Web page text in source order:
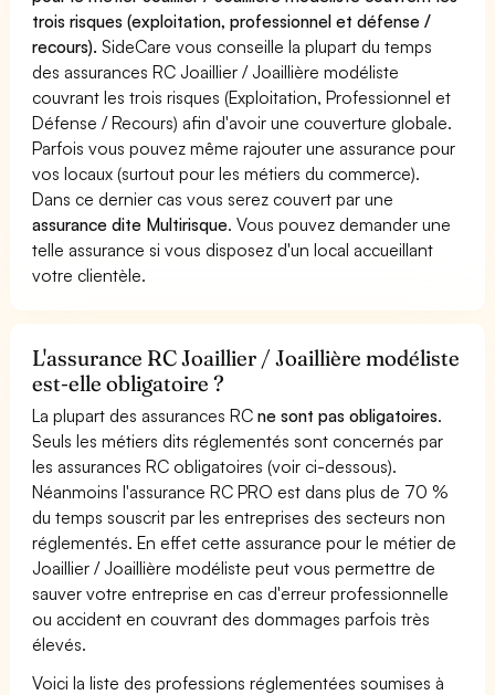
trois risques (exploitation, professionnel et défense /
recours). SideCare vous conseille la plupart du temps
des assurances RC Joaillier / Joaillière modéliste
couvrant les trois risques (Exploitation, Professionnel et
Défense / Recours) afin d'avoir une couverture globale.
Parfois vous pouvez même rajouter une assurance pour
vos locaux (surtout pour les métiers du commerce).
Dans ce dernier cas vous serez couvert par une
assurance dite Multirisque. Vous pouvez demander une
telle assurance si vous disposez d'un local accueillant
votre clientèle.
L'assurance RC Joaillier / Joaillière modéliste
est-elle obligatoire ?
La plupart des assurances RCne sont pas obligatoires.
Seuls les métiers dits réglementés sont concernés par
les assurances RC obligatoires (voir ci-dessous).
Néanmoins l'assurance RC PRO est dans plus de 70 %
du temps souscrit par les entreprises des secteurs non
réglementés. En effet cette assurance pour le métier de
Joaillier / Joaillière modéliste peut vous permettre de
sauver votre entreprise en cas d'erreur professionnelle
ou accident en couvrant des dommages parfois très
élevés.
Voici la liste des professions réglementées soumises à